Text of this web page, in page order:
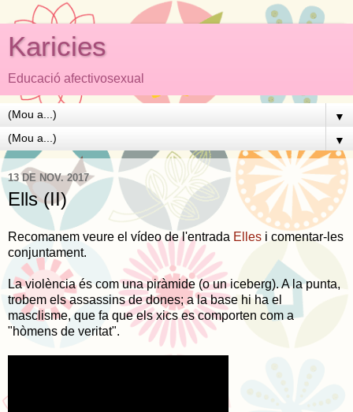
Karicies
Educació afectivosexual
▼
▼
13 DE NOV. 2017
Ells (II)
Recomanem veure el vídeo de l'entrada Elles i comentar-les
conjuntament.
La violència és com una piràmide (o un iceberg). A la punta,
trobem els assassins de dones; a la base hi ha el
masclisme, que fa que els xics es comporten com a
"hòmens de veritat".